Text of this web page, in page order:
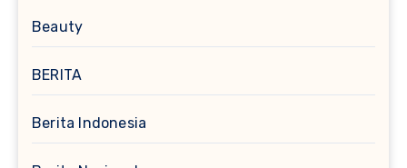
Beauty
BERITA
Berita Indonesia